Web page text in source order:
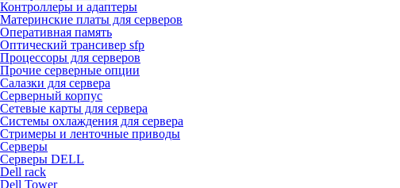
Контроллеры и адаптеры
Материнские платы для серверов
Оперативная память
Оптический трансивер sfp
Процессоры для серверов
Прочие серверные опции
Салазки для сервера
Серверный корпус
Сетевые карты для сервера
Системы охлаждения для сервера
Стримеры и ленточные приводы
Серверы
Серверы DELL
Dell rack
Dell Tower